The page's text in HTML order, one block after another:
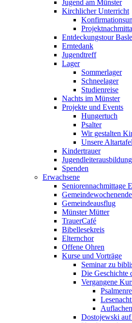
Jugend am Münster
Kirchlicher Unterricht
Entdeckungstour
Erntedank
Jugendtreff
Lager
Sommerlager
Schneelager
Studienreise
Nachts im Münster
Projekte und Events
Hungertuch
Psalter
Wir gestalten
Unsere
Kindertrauer
Jugendleiterausbildung
Spenden
Erwachsene
Seniorennachmittage
Gemeindeausflug
Münster Mütter
TrauerCafé
Bibellesekreis
Elternchor
Offene Ohren
Kurse und Vorträge
Seminar zu
Die Geschichte
Vergangene
Dostojewski auf